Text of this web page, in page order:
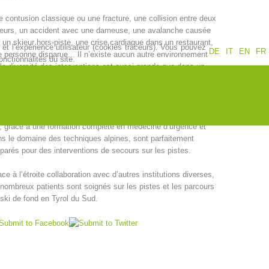
de sauvetage Contakt
Jahresberichte
Formation
contusion classique ou une fracture, une collision entre deux
un accident avec une dameuse, une avalanche causée
un skieur hors-piste, une crise cardiaque dans un restaurant,
personne disparue... Il n’existe aucun autre environnement
diversité des interventions est aussi grande que dans un
grâce à une formation complète en médecine d’urgence et
le domaine des techniques alpines, sont parfaitement
pour des interventions de secours sur les pistes.
à l’étroite collaboration avec d’autres institutions diverses,
patients sont soignés sur les pistes et les parcours
de fond en Tyrol du Sud.
DE
IT EN FR
l’expérience utilisateur (cookies traceurs). Vous pouvez
du site.